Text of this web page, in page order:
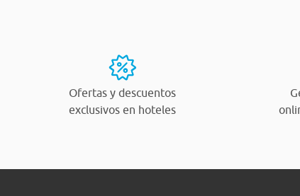
Ofertas y descuentos
exclusivos en hoteles